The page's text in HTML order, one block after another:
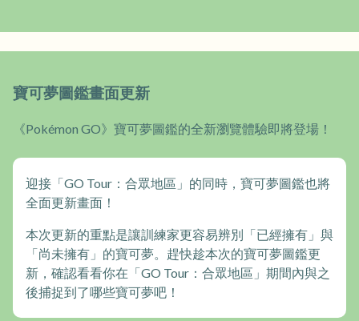
寶可夢圖鑑畫面更新
《Pokémon GO》寶可夢圖鑑的全新瀏覽體驗即將登場！
迎接「GO Tour：合眾地區」的同時，寶可夢圖鑑也將
全面更新畫面！
本次更新的重點是讓訓練家更容易辨別「已經擁有」與
「尚未擁有」的寶可夢。趕快趁本次的寶可夢圖鑑更
新，確認看看你在「GO Tour：合眾地區」期間內與之
後捕捉到了哪些寶可夢吧！